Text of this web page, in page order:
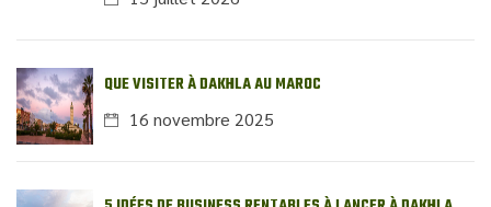
QUE VISITER À DAKHLA AU MAROC
16 novembre 2025